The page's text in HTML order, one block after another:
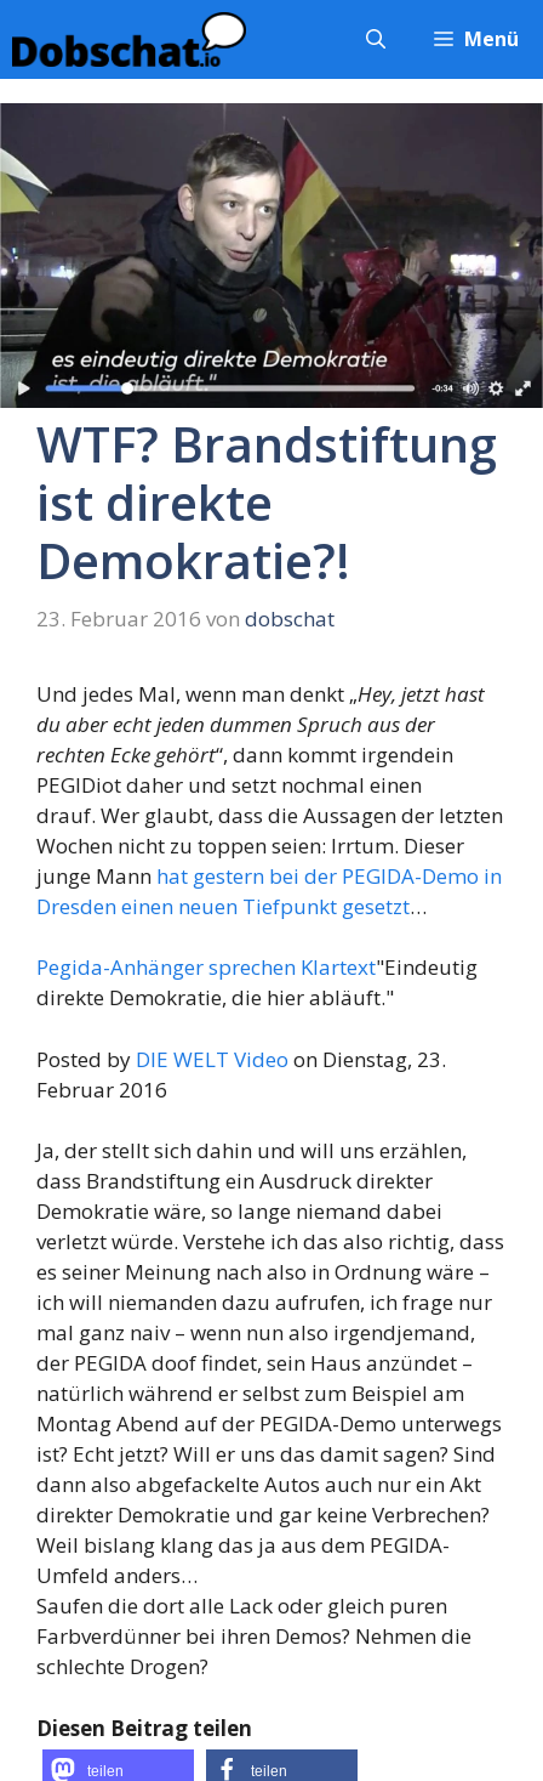
Inhalt
springen
Menü
WTF? Brandstiftung
ist direkte
Demokratie?!
23. Februar 2016 von dobschat
Und jedes Mal, wenn man denkt „Hey, jetzt hast
du aber echt jeden dummen Spruch aus der
rechten Ecke gehört“, dann kommt irgendein
PEGIDiot daher und setzt nochmal einen
drauf. Wer glaubt, dass die Aussagen der letzten
Wochen nicht zu toppen seien: Irrtum. Dieser
junge Mann hat gestern bei der PEGIDA-Demo in
Dresden einen neuen Tiefpunkt gesetzt…
Pegida-Anhänger sprechen Klartext"Eindeutig
direkte Demokratie, die hier abläuft."
Posted by DIE WELT Video on Dienstag, 23.
Februar 2016
Ja, der stellt sich dahin und will uns erzählen,
dass Brandstiftung ein Ausdruck direkter
Demokratie wäre, so lange niemand dabei
verletzt würde. Verstehe ich das also richtig, dass
es seiner Meinung nach also in Ordnung wäre –
ich will niemanden dazu aufrufen, ich frage nur
mal ganz naiv – wenn nun also irgendjemand,
der PEGIDA doof findet, sein Haus anzündet –
natürlich während er selbst zum Beispiel am
Montag Abend auf der PEGIDA-Demo unterwegs
ist? Echt jetzt? Will er uns das damit sagen? Sind
dann also abgefackelte Autos auch nur ein Akt
direkter Demokratie und gar keine Verbrechen?
Weil bislang klang das ja aus dem PEGIDA-
Umfeld anders…
Saufen die dort alle Lack oder gleich puren
Farbverdünner bei ihren Demos? Nehmen die
schlechte Drogen?
Diesen Beitrag teilen
teilen teilen